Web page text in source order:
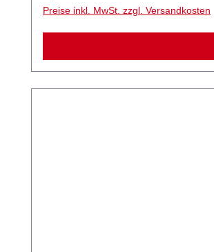
Preise inkl. MwSt. zzgl. Versandkosten